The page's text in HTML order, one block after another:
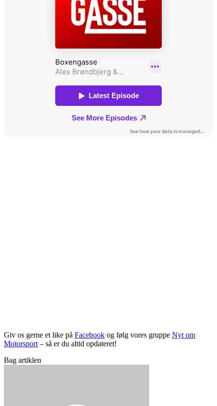
Giv os gerne et like på Facebook og følg vores gruppe Nyt om
Motorsport– så er du altid opdateret!
Bag artiklen